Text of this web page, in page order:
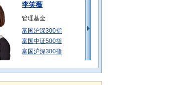
李笑薇
管理基金
富国沪深300指
富国中证500指
富国沪深300指
徐幼华
管理基金